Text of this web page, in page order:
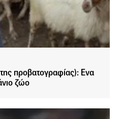
προβατογραφίας): Ενα
ζώο